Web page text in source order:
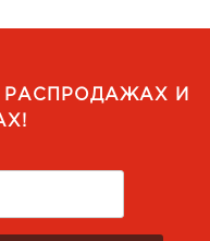
РАСПРОДАЖАХ И